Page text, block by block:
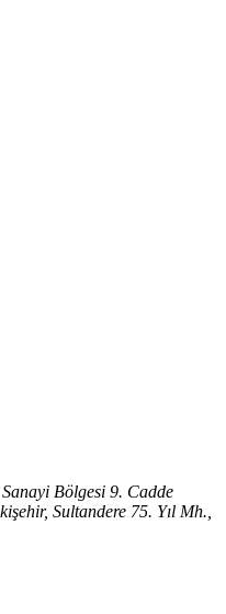
Bölgesi 9. Cadde
Sultandere 75. Yıl Mh.,